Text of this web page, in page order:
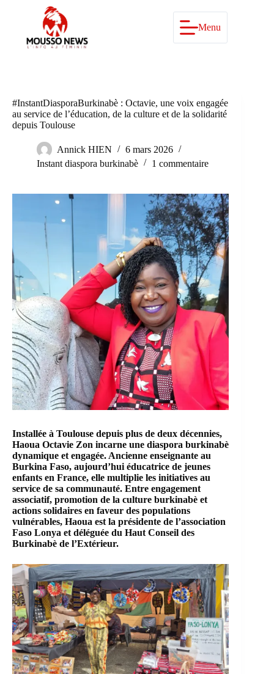
Menu
#InstantDiasporaBurkinabè : Octavie, une voix engagée
au service de l’éducation, de la culture et de la solidarité
depuis Toulouse
Annick HIEN
6 mars 2026
Instant diaspora burkinabè
1 commentaire
Installée à Toulouse depuis plus de deux décennies,
Haoua Octavie Zon incarne une diaspora burkinabè
dynamique et engagée. Ancienne enseignante au
Burkina Faso, aujourd’hui éducatrice de jeunes
enfants en France, elle multiplie les initiatives au
service de sa communauté. Entre engagement
associatif, promotion de la culture burkinabè et
actions solidaires en faveur des populations
vulnérables, Haoua est la présidente de l’association
Faso Lonya et déléguée du Haut Conseil des
Burkinabè de l’Extérieur.